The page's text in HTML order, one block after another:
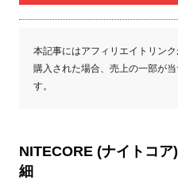
本記事にはアフィリエイトリン
購入された場合、売上の一部が
す。
NITECORE (ナイトコ
細